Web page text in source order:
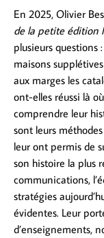
En 2025, Olivier
de la petite édition
plusieurs questions
maisons
aux marges les
ont-elles réussi là
comprendre leur
sont leurs
leur ont permis de
son histoire la plus
communications,
stratégies
évidentes. Leur
d’enseignements,